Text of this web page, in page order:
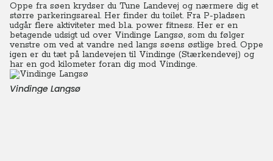
Oppe fra søen krydser du Tune Landevej og nærmere dig et
større parkeringsareal. Her finder du toilet. Fra P-pladsen
udgår flere aktiviteter med bl.a. power fitness. Her er en
betagende udsigt ud over Vindinge Langsø, som du følger
venstre om ved at vandre ned langs søens østlige bred. Oppe
igen er du tæt på landevejen til Vindinge (Stærkendevej) og
har en god kilometer foran dig mod Vindinge.
Vindinge Langsø